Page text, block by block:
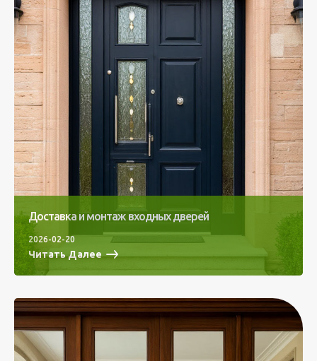
Доставка и монтаж входных дверей
Читать Далее
2026-02-20